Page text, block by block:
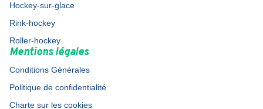
Hockey-sur-glace
Rink-hockey
Roller-hockey
Mentions légales
Conditions Générales
Politique de confidentialité
Charte sur les cookies